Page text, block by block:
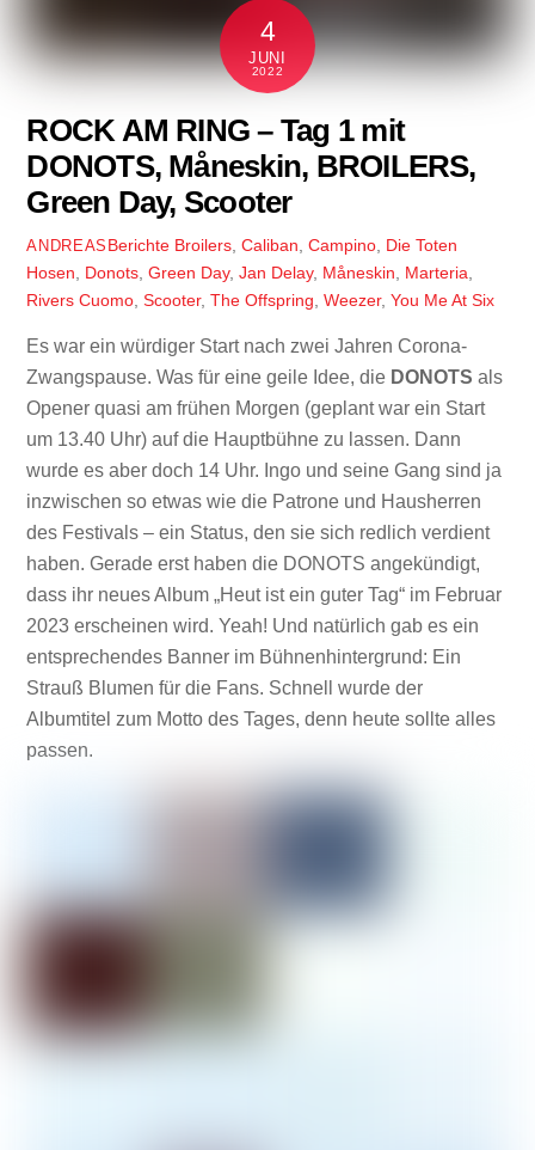
4
JUNI
2022
ROCK AM RING – Tag 1 mit
DONOTS, Måneskin, BROILERS,
Green Day, Scooter
ANDREAS Berichte Broilers, Caliban Campino, Die Toten
Hosen
Donots ,Green Day,Jan Delay, Måneskin Marteria
Rivers Cuomo ,Scooter,The Offspring ,Weezer,You Me At Six
Es war ein würdiger Start nach zwei Jahren Corona-
Zwangspause. Was für eine geile Idee, die DONOTS als
Opener quasi am frühen Morgen (geplant war ein Start
um 13.40 Uhr) auf die Hauptbühne zu lassen. Dann
wurde es aber doch 14 Uhr. Ingo und seine Gang sind ja
inzwischen so etwas wie die Patrone und Hausherren
des Festivals – ein Status, den sie sich redlich verdient
haben. Gerade erst haben die DONOTS angekündigt,
dass ihr neues Album „Heut ist ein guter Tag“ im Februar
2023 erscheinen wird. Yeah! Und natürlich gab es ein
entsprechendes Banner im Bühnenhintergrund: Ein
Strauß Blumen für die Fans. Schnell wurde der
Albumtitel zum Motto des Tages, denn heute sollte alles
passen.